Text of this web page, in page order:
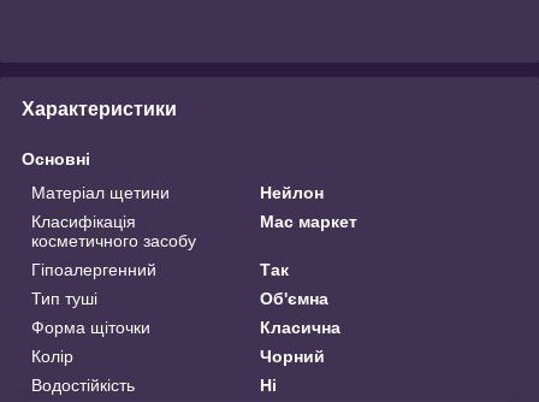
Характеристики
Основні
Матеріал щетини
Нейлон
Класифікація
косметичного засобу
Мас маркет
Гіпоалергенний
Так
Тип туші
Об'ємна
Форма щіточки
Класична
Колір
Чорний
Водостійкість
Ні